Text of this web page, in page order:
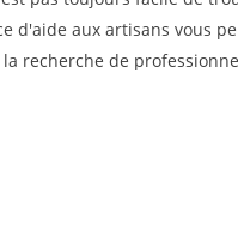
d'aide aux artisans vous
recherche de